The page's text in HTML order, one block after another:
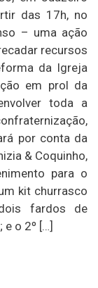
das 17h, no
– uma ação
recursos
da Igreja
em prol da
toda a
por conta da
& Coquinho,
para o
kit churrasco
fardos de
e o 2º […]